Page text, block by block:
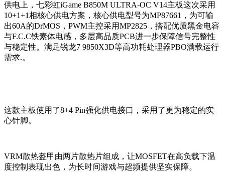
供电上，七彩虹iGame B850M ULTRA-OC V14主板这次采用
10+1+1相核心供电方案，核心供电型号为MP87661，为可输
出60A的DrMOS，PWM主控采用MP2825，搭配优质黑金电容
与F.C.C铁素体电感，多层高品质PCB进一步保障信号完整性
与稳定性。满足锐龙7 9850X3D等高功耗处理器PBO满载运行
需求.。
这款主板使用了8+4 Pin强化供电接口，采用了更为稳定的实
心针脚。
VRM散热盔甲由两片散热片组成，让MOSFET在高负载下温
度控制表现出色，为长时间游戏与超频提供坚实保障。